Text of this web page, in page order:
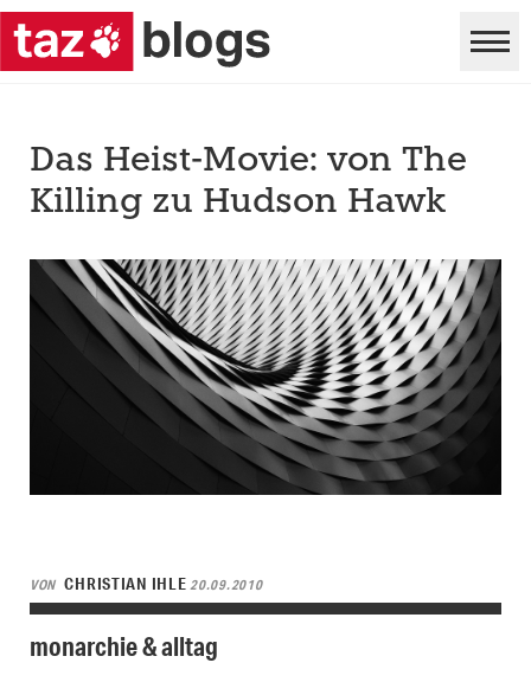
Das Heist-Movie: von The
Killing zu Hudson Hawk
VON CHRISTIAN IHLE20.09.2010
monarchie & alltag